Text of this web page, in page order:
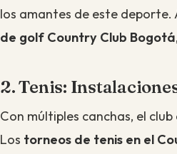
los amantes de este deporte.
de golf Country Club Bogotá
2. Tenis:
Con múltiples canchas, el
Los torneos de tenis en el